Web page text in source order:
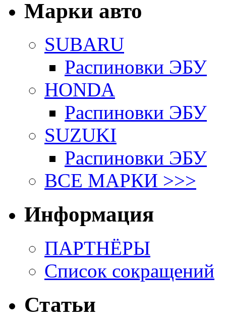
Марки авто
SUBARU
Распиновки ЭБУ
HONDA
Распиновки ЭБУ
SUZUKI
Распиновки ЭБУ
ВСЕ МАРКИ >>>
Информация
ПАРТНЁРЫ
Список сокращений
Статьи